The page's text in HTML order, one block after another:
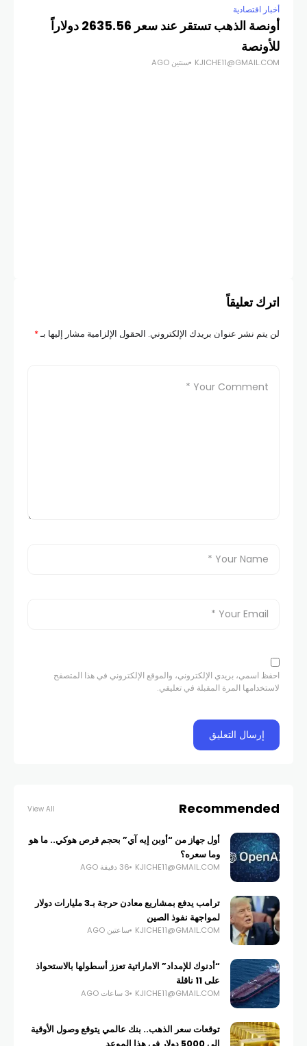
أخبار اقتصادية
أونصة الذهب تستقر عند سعر 2635.56 دولاراً
للأونصة
KJICHE11@GMAIL.COM سنتين AGO
اترك تعليقاً
لن يتم نشر عنوان بريدك الإلكتروني. الحقول الإلزامية مشار إليها بـ*
احفظ اسمي، بريدي الإلكتروني، والموقع الإلكتروني في هذا المتصفح
لاستخدامها المرة المقبلة في تعليقي.
Recommended
View All
أول جهاز من “أوبن إيه آي” بحجم قرص هوكي.. ما هو
وما سعره؟
KJICHE11@GMAIL.COM 36 دقيقة AGO
ترامب يدفع بمشاريع معادن حرجة بـ3 مليارات دولار
لمواجهة نفوذ الصين
KJICHE11@GMAIL.COM ساعتين AGO
“أدنوك للإمداد” الاماراتية تعزز أسطولها بالاستحواذ
على 11 ناقلة
KJICHE11@GMAIL.COM 3 ساعات AGO
توقعات سعر الذهب.. بنك عالمي يتوقع وصول الأوقية